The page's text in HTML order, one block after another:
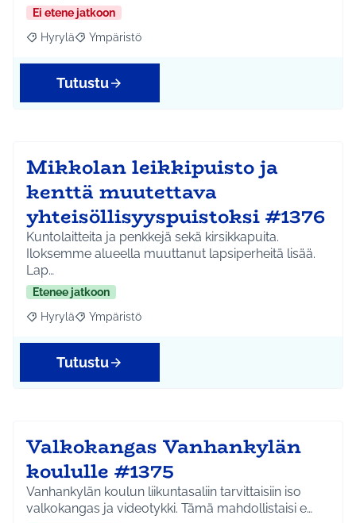
Ei etene jatkoon
Rajaa tulokset aihepiirin mukaan: Hyrylä
Hyrylä Rajaa tulokset teeman mukaan: Ympäristö
Ympäristö
Tutustu
Mikkolan leikkipuisto ja
kenttä muutettava
yhteisöllisyyspuistoksi #1376
Kuntolaitteita ja penkkejä sekä kirsikkapuita.
Iloksemme alueella muuttanut lapsiperheitä lisää.
Lap…
Etenee jatkoon
Rajaa tulokset aihepiirin mukaan: Hyrylä
Hyrylä Rajaa tulokset teeman mukaan: Ympäristö
Ympäristö
Tutustu
Valkokangas Vanhankylän
koululle #1375
Vanhankylän koulun liikuntasaliin tarvittaisiin iso
valkokangas ja videotykki. Tämä mahdollistaisi e…